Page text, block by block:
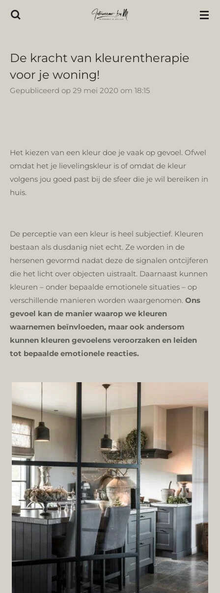
Ga
hoofdinhoud
De kracht van kleurentherapie
voor je woning!
Gepubliceerd op 29 mei 2020 om 18:15
Het kiezen van een kleur doe je vaak op gevoel. Ofwel
omdat het je lievelingskleur is of omdat de kleur
volgens jou goed past bij de sfeer die je wil bereiken in
huis.
De perceptie van een kleur is heel subjectief. Kleuren
bestaan als dusdanig niet echt. Ze worden in de
hersenen gevormd nadat deze de signalen ontcijferen
die het licht over objecten uistraalt. Daarnaast kunnen
kleuren – onder bepaalde emotionele situaties – op
verschillende manieren worden waargenomen. Ons
gevoel kan de manier waarop we kleuren
waarnemen beïnvloeden, maar ook andersom
kunnen kleuren gevoelens veroorzaken en leiden
tot bepaalde emotionele reacties.